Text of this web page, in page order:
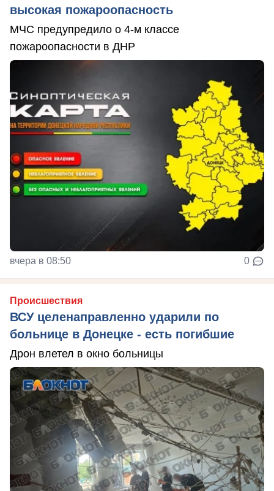
высокая пожароопасность
МЧС предупредило о 4-м классе
пожароопасности в ДНР
вчера в 08:50 0
Происшествия
ВСУ целенаправленно ударили по
больнице в Донецке - есть погибшие
Дрон влетел в окно больницы